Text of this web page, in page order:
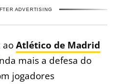
ADVERTISING
aoAtlético de Madrid
mais a defesa do
jogadores